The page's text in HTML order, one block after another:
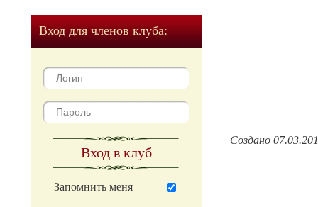
Вход для членов клуба:
Вход в клуб
Запомнить меня
Создано